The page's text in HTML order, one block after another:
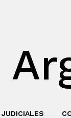
JUDICIALES